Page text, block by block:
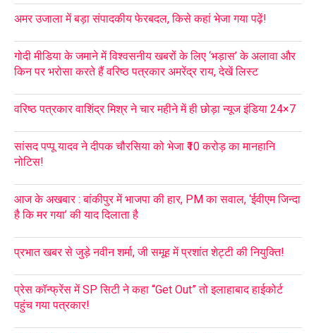
अमर उजाला में बड़ा संपादकीय फेरबदल, किसे कहां भेजा गया पढ़ें!
गोदी मीडिया के जमाने में विश्वसनीय खबरों के लिए ‘भड़ास’ के अलावा और
किन पर भरोसा करते हैं वरिष्ठ पत्रकार अमरेंद्र राय, देखें लिस्ट
वरिष्ठ पत्रकार वाशिंद्र मिश्र ने चार महीने में ही छोड़ा न्यूज इंडिया 24×7
सांसद पप्पू यादव ने दीपक चौरसिया को भेजा ₹10 करोड़ का मानहानि
नोटिस!
आज के अखबार : बांकीपुर में भाजपा की हार, PM का सवाल, ‘ईवीएम जिन्दा
है कि मर गया’ की याद दिलाता है
प्रभात खबर से जुड़े नवीन शर्मा, जी समूह में प्रशांत शेट्टी की नियुक्ति!
प्रेस कॉन्फ्रेंस में SP सिटी ने कहा “Get Out” तो इलाहाबाद हाईकोर्ट
पहुंच गया पत्रकार!